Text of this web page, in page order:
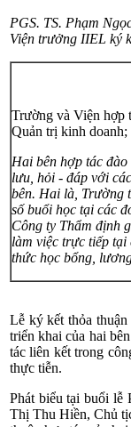
PGS. TS. Phạm
Viện trưởng IIEL ký
Trường và Viện hợp
Quản trị kinh
Hai bên hợp tác
lưu, hỏi - đáp với
bên. Hai là ,
số buổi học tại các
Công ty Thẩm định
làm việc trực tiếp
thức học bổng,
Lễ ký kết thỏa
triển khai của hai
tác liên kết trong
thực tiễn.
Phát biểu tại buổi
Thị Thu Hiền, Chủ